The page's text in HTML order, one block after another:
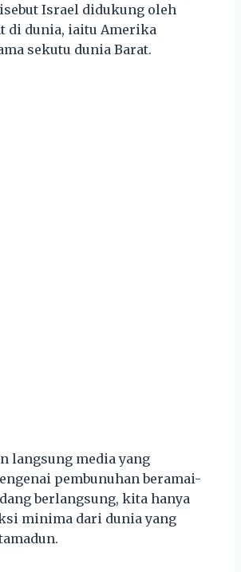
Israel didukung oleh
di dunia, iaitu Amerika
sekutu dunia Barat.
langsung media yang
pembunuhan beramai-
berlangsung, kita hanya
minima dari dunia yang